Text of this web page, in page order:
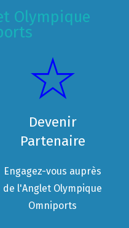
Olympique
Devenir
Partenaire
Engagez-vous auprès
de l'Anglet Olympique
Omniports